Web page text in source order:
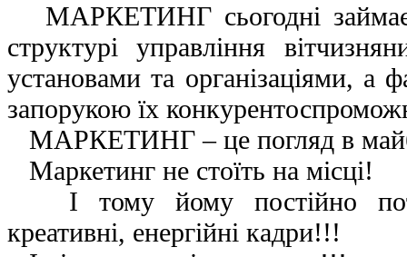
МАРКЕТИНГ сьогодні займає
структурі управління
установами та організаціями, а
запорукою їх
МАРКЕТИНГ – це погляд в
Маркетинг не стоїть на місці!
І тому йому постійно
креативні, енергійні кадри!!!